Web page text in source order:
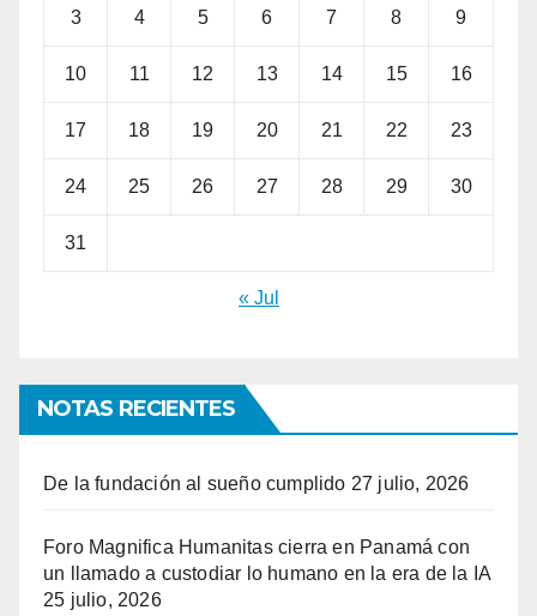
3 4 5 6 7 8 9
10 11 12 13 14 15 16
17 18 19 20 21 22 23
24 25 26 27 28 29 30
31
« Jul
NOTAS RECIENTES
De la fundación al sueño cumplido 27 julio, 2026
Foro Magnifica Humanitas cierra en Panamá con
un llamado a custodiar lo humano en la era de la IA
25 julio, 2026